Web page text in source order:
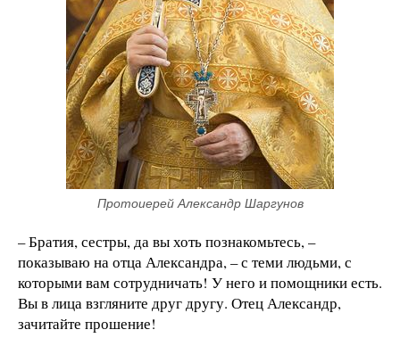
Протоиерей Александр Шаргунов
– Братия, сестры, да вы хоть познакомьтесь, –
показываю на отца Александра, – с теми людьми, с
которыми вам сотрудничать! У него и помощники есть.
Вы в лица взгляните друг другу. Отец Александр,
зачитайте прошение!